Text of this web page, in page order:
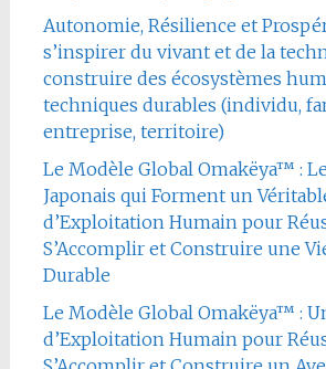
Autonomie, Résilience et
s’inspirer du vivant et de la
construire des écosystèmes
techniques durables (individu,
entreprise, territoire)
Le Modèle Global Omakëya™ :
Japonais qui Forment un
d’Exploitation Humain pour
S’Accomplir et Construire une
Durable
Le Modèle Global Omakëya™ :
d’Exploitation Humain pour